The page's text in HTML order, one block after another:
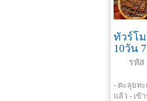
ทัวร์โม
10วัน
รหัส
- ตะลุยท
แล้ว - เข้